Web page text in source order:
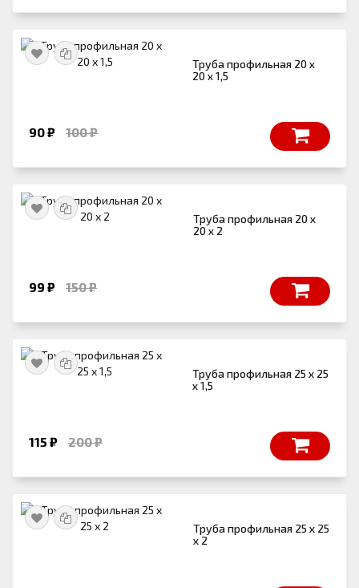
Труба профильная 20 х
20 х 1,5
90 ₽ 100 ₽
Труба профильная 20 х
20 х 2
99 ₽ 150 ₽
Труба профильная 25 х 25
х 1,5
115 ₽ 200 ₽
Труба профильная 25 х 25
х 2